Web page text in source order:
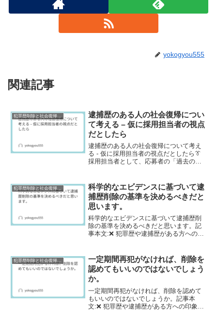
yokogyou555
関連記事
逮捕歴のある人の社会復帰につい
て考える – 仮に採用担当者の視点
だとしたら
逮捕歴のある人の社会復帰について考え
る - 仮に採用担当者の視点だとしたら👔
採用担当者として、応募者の「過去の逮
重な目で見てしまうと思います。特に企
業としてリスク管理...
犯罪歴削除と社会復帰研究
科学的なエビデンスに基づいて逮
捕歴削除の基準を決めるべきだと
思います。
科学的なエビデンスに基づいて逮捕歴削
除の基準を決めるべきだと思います。記
事本文:❌ 犯罪歴や逮捕歴がある方への印
ます。犯罪の種類、再犯率のデータ、心
理学的・精神医学的な...
犯罪歴削除と社会復帰研究
一定期間再犯がなければ、削除を
認めてもいいのではないでしょう
か。
一定期間再犯がなければ、削除を認めて
もいいのではないでしょうか。記事本
文:❌ 犯罪歴や逮捕歴がある方への印象特